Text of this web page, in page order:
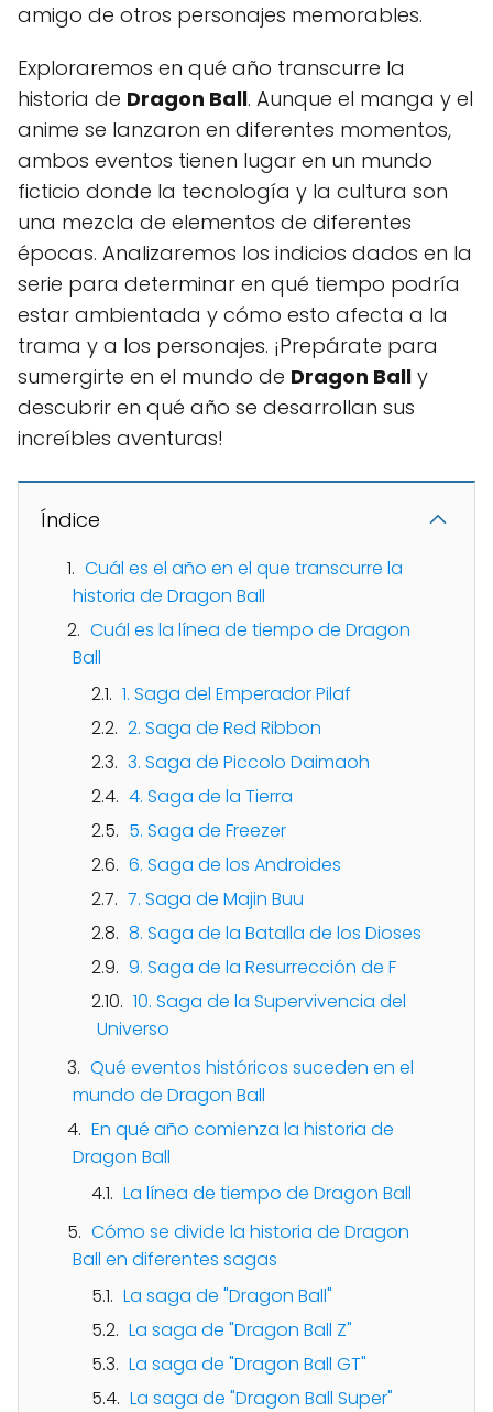
amigo de otros personajes memorables.
Exploraremos en qué año transcurre la
historia de Dragon Ball. Aunque el manga y el
anime se lanzaron en diferentes momentos,
ambos eventos tienen lugar en un mundo
ficticio donde la tecnología y la cultura son
una mezcla de elementos de diferentes
épocas. Analizaremos los indicios dados en la
serie para determinar en qué tiempo podría
estar ambientada y cómo esto afecta a la
trama y a los personajes. ¡Prepárate para
sumergirte en el mundo de Dragon Ball y
descubrir en qué año se desarrollan sus
increíbles aventuras!
Índice
Cuál es el año en el que transcurre la
historia de Dragon Ball
Cuál es la línea de tiempo de Dragon
Ball
1. Saga del Emperador Pilaf
2. Saga de Red Ribbon
3. Saga de Piccolo Daimaoh
4. Saga de la Tierra
5. Saga de Freezer
6. Saga de los Androides
7. Saga de Majin Buu
8. Saga de la Batalla de los Dioses
9. Saga de la Resurrección de F
10. Saga de la Supervivencia del
Universo
Qué eventos históricos suceden en el
mundo de Dragon Ball
En qué año comienza la historia de
Dragon Ball
La línea de tiempo de Dragon Ball
Cómo se divide la historia de Dragon
Ball en diferentes sagas
La saga de "Dragon Ball"
La saga de "Dragon Ball Z"
La saga de "Dragon Ball GT"
La saga de "Dragon Ball Super"